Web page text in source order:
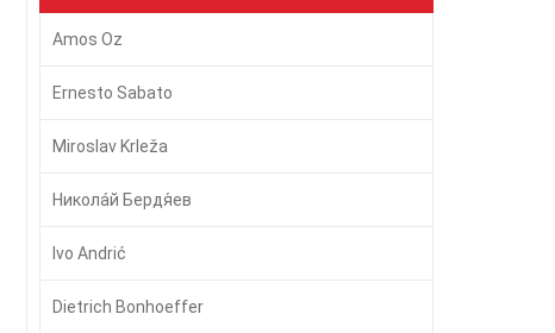
Amos Oz
Ernesto Sabato
Miroslav Krleža
Никола́й Бердя́ев
Ivo Andrić
Dietrich Bonhoeffer